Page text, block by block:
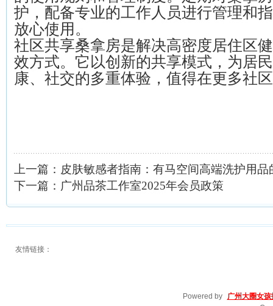
护，配备专业的工作人员进行管理和
放心使用。
社区共享桑拿房是解决高密度居住区
效方式。它以创新的共享模式，为居
康、社交的多重体验，值得在更多社
上一篇： 皮肤敏感者指南：有马空间高端洗护用品
下一篇： 广州品茶工作室2025年会员政策
友情链接：
Powered by
广州大圈女孩